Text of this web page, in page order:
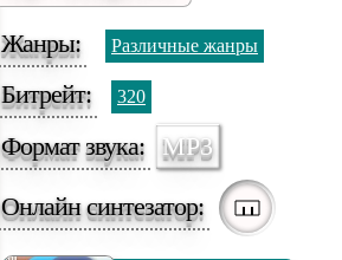
Жанры: Различные жанры
Битрейт: 320
Формат звука: MP3
Онлайн синтезатор: